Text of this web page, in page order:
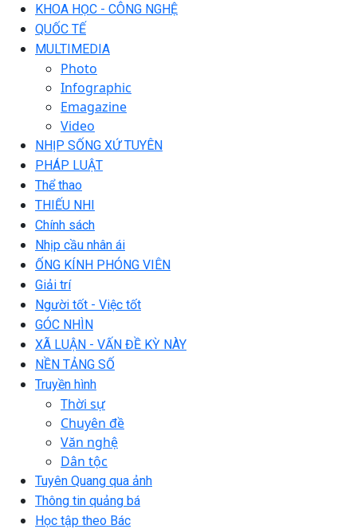
KHOA HỌC - CÔNG NGHỆ
QUỐC TẾ
MULTIMEDIA
Photo
Infographic
Emagazine
Video
NHỊP SỐNG XỨ TUYÊN
PHÁP LUẬT
Thể thao
THIẾU NHI
Chính sách
Nhịp cầu nhân ái
ỐNG KÍNH PHÓNG VIÊN
Giải trí
Người tốt - Việc tốt
GÓC NHÌN
XÃ LUẬN - VẤN ĐỀ KỲ NÀY
NỀN TẢNG SỐ
Truyền hình
Thời sự
Chuyên đề
Văn nghệ
Dân tộc
Tuyên Quang qua ảnh
Thông tin quảng bá
Học tập theo Bác